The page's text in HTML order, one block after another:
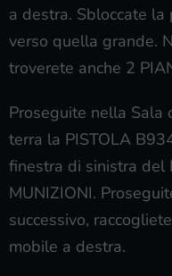
a destra. Sbloccate
verso quella grande.
troverete anche 2
Proseguite nella Sala
terra la PISTOLA
finestra di sinistra del
MUNIZIONI.
successivo,
mobile a destra.